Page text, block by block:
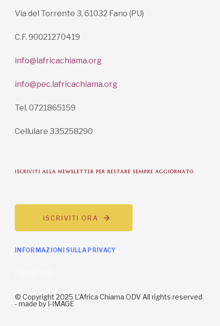
Via del Torrente 3, 61032 Fano (PU)
C.F. 90021270419
info@lafricachiama.org
info@pec.lafricachiama.org
Tel. 0721865159
Cellulare 335258290
ISCRIVITI ALLA NEWSLETTER PER RESTARE SEMPRE AGGIORNATO
ISCRIVITI ORA
INFORMAZIONI SULLA PRIVACY
© Copyright 2025 L'Africa Chiama ODV All rights reserved
- made by I-IMAGE